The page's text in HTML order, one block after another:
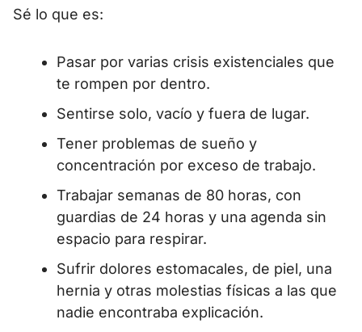
Sé lo que es:
Pasar por varias crisis existenciales que
te rompen por dentro.
Sentirse solo, vacío y fuera de lugar.
Tener problemas de sueño y
concentración por exceso de trabajo.
Trabajar semanas de 80 horas, con
guardias de 24 horas y una agenda sin
espacio para respirar.
Sufrir dolores estomacales, de piel, una
hernia y otras molestias físicas a las que
nadie encontraba explicación.